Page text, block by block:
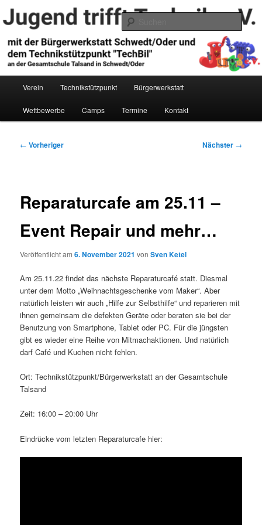
Zum
primären
springenJugend trifft Technik e.V.
Verein Technikstützpunkt Bürgerwerkstatt
Wettbewerbe Camps Termine Kontakt
Beitragsnavigation
← Vorheriger Nächster →
Reparaturcafe am 25.11 –
Event Repair und mehr…
Veröffentlicht am6. November 2021 vonSven Ketel
Am 25.11.22 findet das nächste Reparaturcafé statt. Diesmal
unter dem Motto „Weihnachtsgeschenke vom Maker“. Aber
natürlich leisten wir auch „Hilfe zur Selbsthilfe“ und reparieren mit
ihnen gemeinsam die defekten Geräte oder beraten sie bei der
Benutzung von Smartphone, Tablet oder PC. Für die jüngsten
gibt es wieder eine Reihe von Mitmachaktionen. Und natürlich
darf Café und Kuchen nicht fehlen.
Ort: Technikstützpunkt/Bürgerwerkstatt an der Gesamtschule
Talsand
Zeit: 16:00 – 20:00 Uhr
Eindrücke vom letzten Reparaturcafe hier: